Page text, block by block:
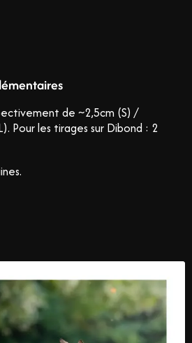
de ~2,5cm (S) /
Pour les tirages sur Dibond : 2